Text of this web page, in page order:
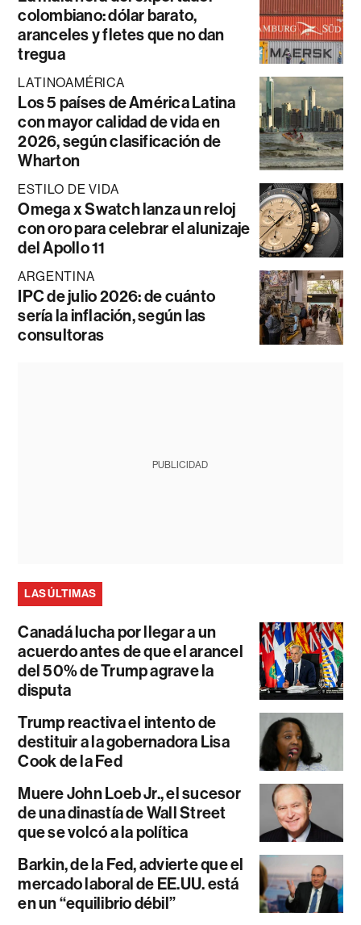
colombiano: dólar barato,
aranceles y fletes que no dan
tregua
LATINOAMÉRICA
Los 5 países de América Latina
con mayor calidad de vida en
2026, según clasificación de
Wharton
ESTILO DE VIDA
Omega x Swatch lanza un reloj
con oro para celebrar el alunizaje
del Apollo 11
ARGENTINA
IPC de julio 2026: de cuánto
sería la inflación, según las
consultoras
PUBLICIDAD
LAS ÚLTIMAS
Canadá lucha por llegar a un
acuerdo antes de que el arancel
del 50% de Trump agrave la
disputa
Trump reactiva el intento de
destituir a la gobernadora Lisa
Cook de la Fed
Muere John Loeb Jr., el sucesor
de una dinastía de Wall Street
que se volcó a la política
Barkin, de la Fed, advierte que el
mercado laboral de EE.UU. está
en un “equilibrio débil”